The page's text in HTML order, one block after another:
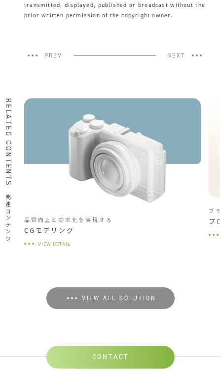
transmitted, displayed, published or broadcast without the
prior written permission of the copyright owner.
PREV NEXT
RELATED CONTENTS
関連コンテンツ 品質向上と効率化を実現する
CGモデリング
VIEW DETAIL
ブ
プ
VIEW ALL SOLUTION
CONTACT